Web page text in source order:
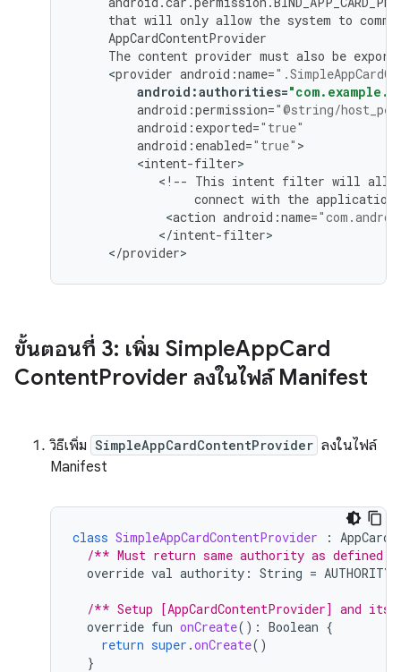
that will only allow the system to
AppCardContentProvider
The content provider must also be
<provider android :name=
android :authorities=
android :permission="@string/
android : exported="true"
android : enabled="true"
<intent-filter
< !-- This intent filter will
connect with the application
<action android :name=
</intent-filter
</provider
ขั้นตอนที่ 3: เพิ่ม SimpleAppCard
ContentProvider ลงในไฟล์ Manifest
วิธีเพิ่ม SimpleAppCardContentProvider ลงในไฟล์
Manifest
class SimpleAppCardContentProvider :
/** Must return same authority as defined
override val authority : String = AUTHORITY
/** Setup [AppCardContentProvider] and
override fun onCreate(): Boolean {
return super .onCreate()
}